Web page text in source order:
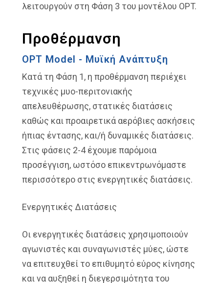
λειτουργούν στη Φάση 3 του μοντέλου OPT.
Προθέρμανση
OPT Model - Μυϊκή Ανάπτυξη
Κατά τη Φάση 1, η προθέρμανση περιέχει
τεχνικές μυο-περιτονιακής
απελευθέρωσης, στατικές διατάσεις
καθώς και προαιρετικά αερόβιες ασκήσεις
ήπιας έντασης, και/ή δυναμικές διατάσεις.
Στις φάσεις 2-4 έχουμε παρόμοια
προσέγγιση, ωστόσο επικεντρωνόμαστε
περισσότερο στις ενεργητικές διατάσεις.
Ενεργητικές Διατάσεις
Οι ενεργητικές διατάσεις χρησιμοποιούν
αγωνιστές και συναγωνιστές μύες, ώστε
να επιτευχθεί το επιθυμητό εύρος κίνησης
και να αυξηθεί η διεγερσιμότητα του